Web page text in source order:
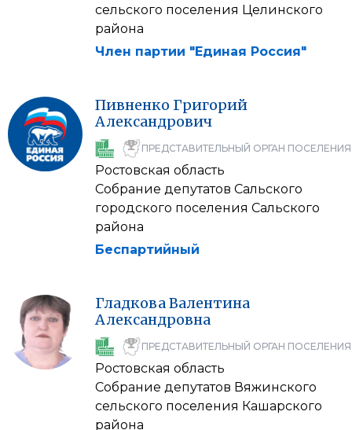
сельского поселения Целинского
района
Член партии "Единая Россия"
Пивненко Григорий
Александрович
ПРЕДСТАВИТЕЛЬНЫЙ ОРГАН ПОСЕЛЕНИЯ
Ростовская область
Собрание депутатов Сальского
городского поселения Сальского
района
Беспартийный
ГладковаВалентина
Александровна
ПРЕДСТАВИТЕЛЬНЫЙ ОРГАН ПОСЕЛЕНИЯ
Ростовская область
Собрание депутатов Вяжинского
сельского поселения Кашарского
района